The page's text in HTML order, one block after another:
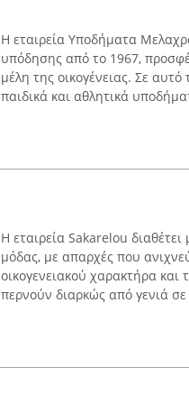
Η εταιρεία Υποδήματα
υπόδησης από το 1967,
μέλη της οικογένειας. Σε
παιδικά και αθλητικά
Η εταιρεία Sakarelou
μόδας, με απαρχές που
οικογενειακού χαρακτήρα και
περνούν διαρκώς από γενιά